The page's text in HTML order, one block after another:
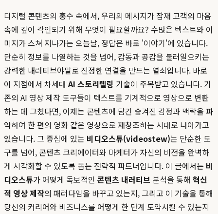
디지털 콘텐츠의 홍수 속에서, 우리의 메시지가 잠재 고객의 마음
속에 깊이 각인되기 위해 무엇이 필요할까요? 수많은 텍스트와 이
미지가 스쳐 지나가는 오늘날, 정답은 바로 '이야기'에 있습니다.
단순히 정보를 나열하는 것을 넘어, 감동과 공감을 불러일으키는
강력한 내러티브야말로 진정한 연결을 만드는 열쇠입니다. 바로
이 지점에서 차세대AI 스토리텔링 기술이 주목받고 있습니다. 기
존의 AI 영상 제작 도구들이 텍스트를 기계적으로 영상으로 변환
하는 데 그쳤다면, 이제는 콘텐츠에 담긴 숨겨진 감정과 맥락을 파
악하여 한 편의 영화 같은 영상으로 재창조하는 시대로 나아가고
있습니다. 그 중심에 있는 비디오스튜(videostew)는 단순한 도
구를 넘어, 콘텐츠 크리에이터와 마케터가 자신의 비전을 완벽하
게 시각화할 수 있도록 돕는 전략적 파트너입니다. 이 글에서는 비
디오스튜가 어떻게 독보적인 콘텐츠 내러티브 분석을 통해 혁신
적 영상 제작의 패러다임을 바꾸고 있는지, 그리고 이 기술을 통해
당신의 커리어와 비즈니스를 어떻게 한 단계 도약시킬 수 있는지